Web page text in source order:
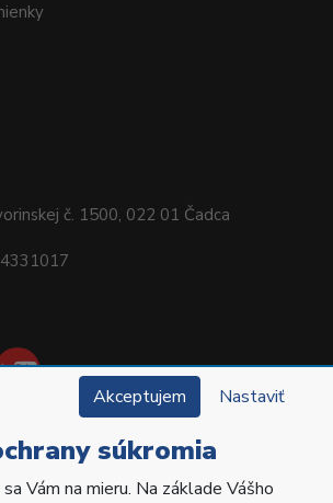
č. 1500, 022 01 Čadca
Hu-Fa Dental a.s. Všetky práva
Akceptujem Nastaviť
súkromia
Vám na mieru. Na základe Vášho